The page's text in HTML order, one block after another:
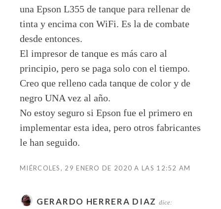
una Epson L355 de tanque para rellenar de
tinta y encima con WiFi. Es la de combate
desde entonces.
El impresor de tanque es más caro al
principio, pero se paga solo con el tiempo.
Creo que relleno cada tanque de color y de
negro UNA vez al año.
No estoy seguro si Epson fue el primero en
implementar esta idea, pero otros fabricantes
le han seguido.
MIÉRCOLES, 29 ENERO DE 2020 A LAS 12:52 AM
GERARDO HERRERA DIAZ dice: